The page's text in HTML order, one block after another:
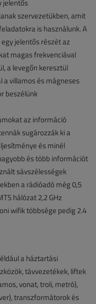
jelentős
szervezetükben, amit
is használunk. A
jelentős részét az
magas frekvenciával
a levegőn keresztül
a villamos és mágneses
beszélünk
az információ
sugározzák ki a
és minél
és több információt
sávszélességek
a rádióadó még 0,5
hálózat 2,2 GHz
wifik többsége pedig 2.4
a háztartási
távvezetékek, liftek
vonat, troli, metró),
transzformátorok és